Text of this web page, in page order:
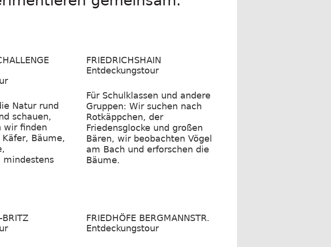
Natur rund
schauen,
wir finden
Bäume,
mindestens
FRIEDRICHSHAIN
Entdeckungstour
Für Schulklassen und andere
Gruppen: Wir suchen nach
Rotkäppchen, der
Friedensglocke und großen
Bären, wir beobachten Vögel
am Bach und erforschen die
Bäume.
BRITZ
FRIEDHÖFE BERGMANNSTR.
Entdeckungstour